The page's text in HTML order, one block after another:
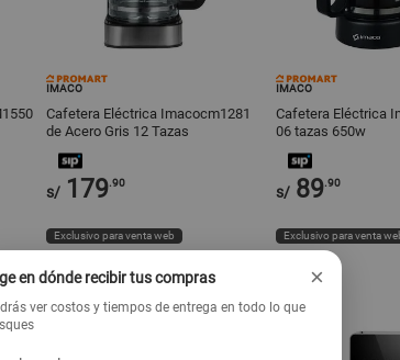
IMACO
Cafetera Eléctrica Imacocm1281
de Acero Gris 12 Tazas
s/ 179.90
Exclusivo para venta web
IMACO
Cafetera Eléctrica
06 tazas 650w
s/ 89.90
Exclusivo para venta
en dónde recibir tus compras ×
ver costos y tiempos de entrega en todo lo que